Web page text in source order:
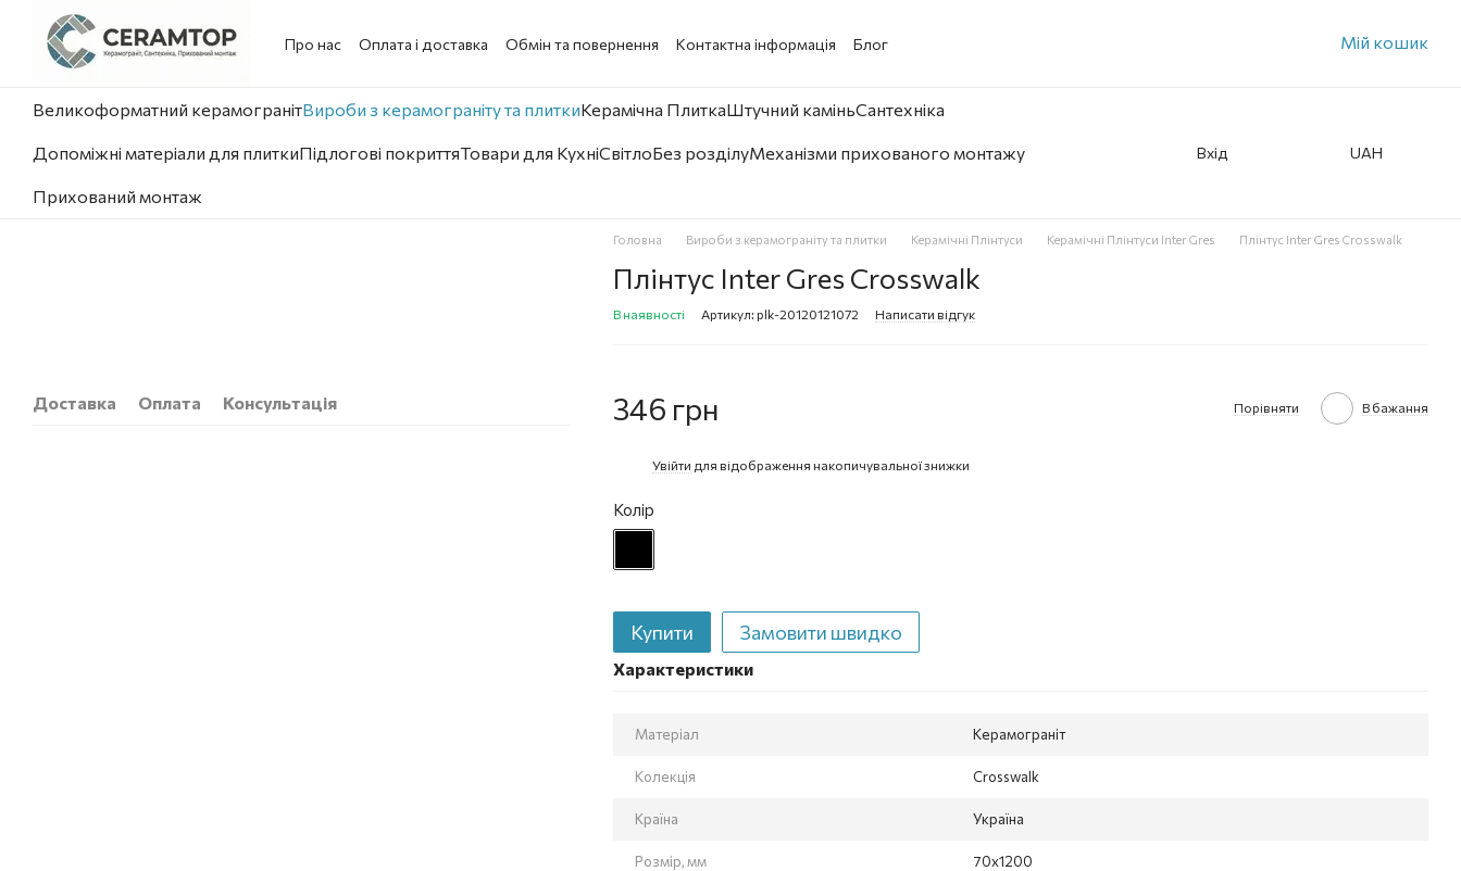
Перейти до основного контенту
Про нас
Оплата і доставка Обмін та повернення Контактна інформація Блог Мій кошик
Великоформатний керамогранітВироби з керамограніту та плиткиКерамічна ПлиткаШтучний каміньСантехніка
Допоміжні матеріали для плиткиПідлогові покриттяТовари для КухніСвітлоБез розділуМеханізми прихованого монтажу
Прихований монтаж
Вхід UAH
Доставка Оплата Консультація
Головна Вироби з керамограніту та плитки Керамічні Плінтуси Керамічні Плінтуси Inter Gres Плінтус Inter Gres Crosswalk
Плінтус Inter Gres Crosswalk
В наявності Артикул: plk-20120121072 Написати відгук
346 грн Порівняти В бажання
Увійти для відображення накопичувальної знижки
Колір
Купити Замовити швидко
Характеристики
Матеріал Керамограніт
Колекція Crosswalk
Країна Україна
Розмір, мм 70x1200